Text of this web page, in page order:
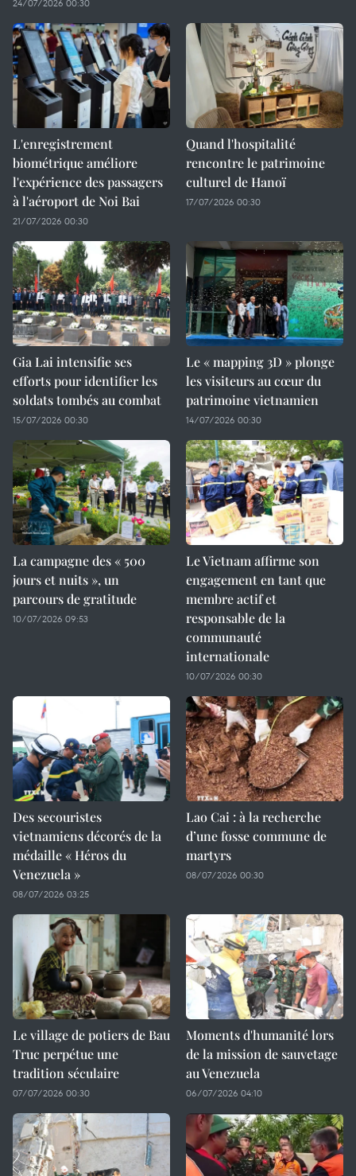
24/07/2026 00:30
L'enregistrement
biométrique améliore
l'expérience des passagers
à l'aéroport de Noi Bai
21/07/2026 00:30
Quand l'hospitalité
rencontre le patrimoine
culturel de Hanoï
17/07/2026 00:30
Gia Lai intensifie ses
efforts pour identifier les
soldats tombés au combat
15/07/2026 00:30
Le « mapping 3D » plonge
les visiteurs au cœur du
patrimoine vietnamien
14/07/2026 00:30
La campagne des « 500
jours et nuits », un
parcours de gratitude
10/07/2026 09:53
Le Vietnam affirme son
engagement en tant que
membre actif et
responsable de la
communauté
internationale
10/07/2026 00:30
Des secouristes
vietnamiens décorés de la
médaille « Héros du
Venezuela »
08/07/2026 03:25
Lao Cai : à la recherche
d’une fosse commune de
martyrs
08/07/2026 00:30
Le village de potiers de Bau
Truc perpétue une
tradition séculaire
07/07/2026 00:30
Moments d'humanité lors
de la mission de sauvetage
au Venezuela
06/07/2026 04:10